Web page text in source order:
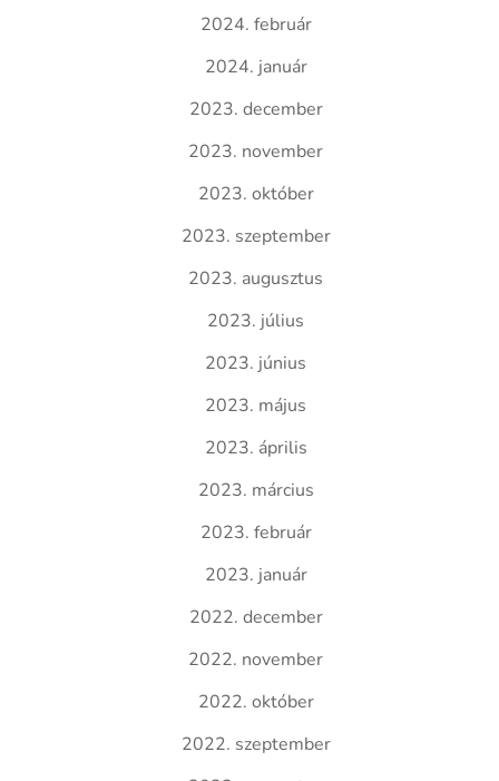
2024. február
2024. január
2023. december
2023. november
2023. október
2023. szeptember
2023. augusztus
2023. július
2023. június
2023. május
2023. április
2023. március
2023. február
2023. január
2022. december
2022. november
2022. október
2022. szeptember